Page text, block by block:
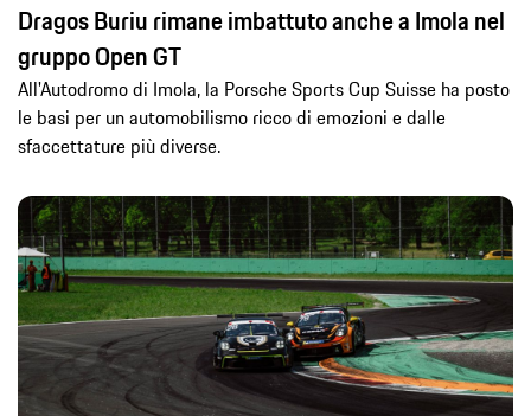
Dragos Buriu rimane imbattuto anche a Imola nel
gruppo Open GT
All'Autodromo di Imola, la Porsche Sports Cup Suisse ha posto
le basi per un automobilismo ricco di emozioni e dalle
sfaccettature più diverse.